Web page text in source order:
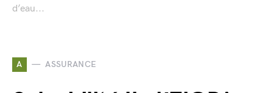
d’eau...
A ASSURANCE